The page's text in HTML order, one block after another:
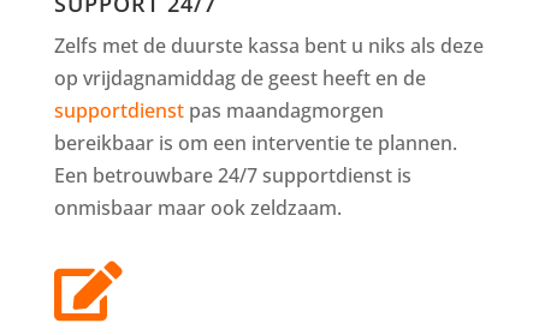
Zelfs met de duurste kassa bent u niks als deze
op vrijdagnamiddag de geest heeft en de
supportdienstpas maandagmorgen
bereikbaar is om een interventie te plannen.
Een betrouwbare 24/7 supportdienst is
onmisbaar maar ook zeldzaam.
